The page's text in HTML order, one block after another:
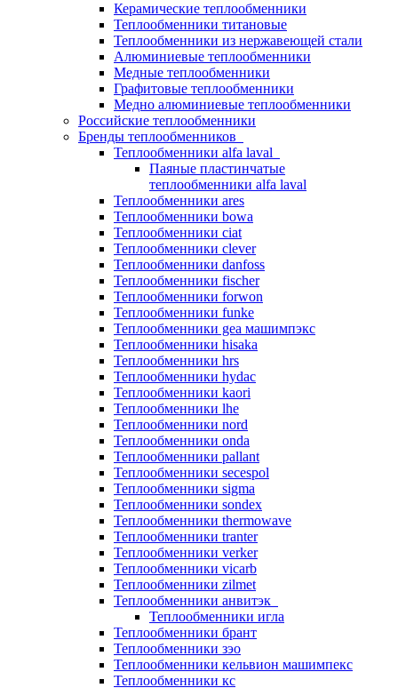
Керамические теплообменники
Теплообменники титановые
Теплообменники из нержавеющей стали
Алюминиевые теплообменники
Медные теплообменники
Графитовые теплообменники
Медно алюминиевые теплообменники
Российские теплообменники
Бренды теплообменников
Теплообменники alfa laval
Паяные пластинчатые
теплообменники alfa laval
Теплообменники ares
Теплообменники bowa
Теплообменники ciat
Теплообменники clever
Теплообменники danfoss
Теплообменники fischer
Теплообменники forwon
Теплообменники funke
Теплообменники gea машимпэкс
Теплообменники hisaka
Теплообменники hrs
Теплообменники hydac
Теплообменники kaori
Теплообменники lhe
Теплообменники nord
Теплообменники onda
Теплообменники pallant
Теплообменники secespol
Теплообменники sigma
Теплообменники sondex
Теплообменники thermowave
Теплообменники tranter
Теплообменники verker
Теплообменники vicarb
Теплообменники zilmet
Теплообменники анвитэк
Теплообменники игла
Теплообменники брант
Теплообменники зэо
Теплообменники кельвион машимпекс
Теплообменники кс